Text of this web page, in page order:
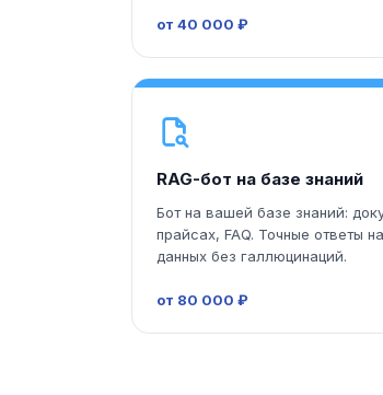
от 40 000 ₽
RAG-бот на базе знаний
Бот на вашей базе знаний:
прайсах, FAQ. Точные ответы
данных без галлюцинаций.
от 80 000 ₽